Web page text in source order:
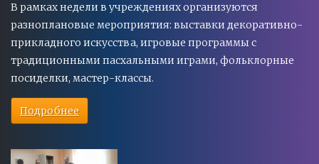
В рамках недели в учреждениях организуются
разноплановые мероприятия: выставки декоративно-
прикладного искусства, игровые программы с
традиционными пасхальными играми, фольклорные
посиделки, мастер-классы.
Подробнее